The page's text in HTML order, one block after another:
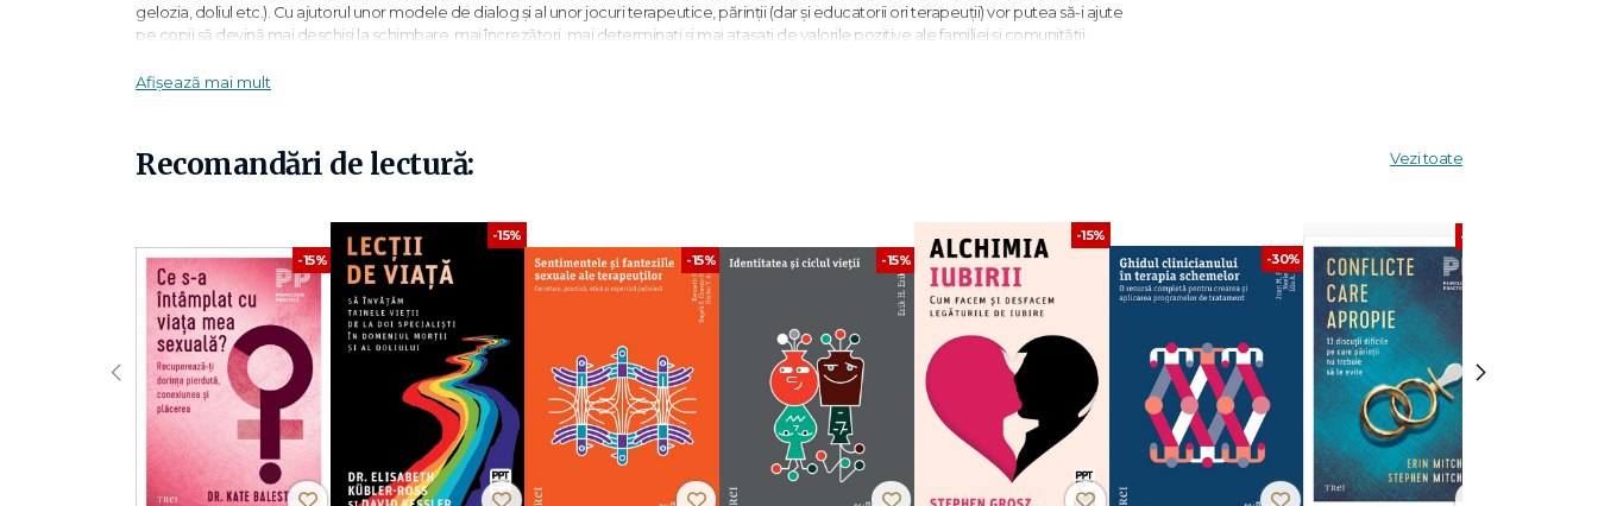
gelozia, doliul etc.). Cu ajutorul unor modele de dialog și al unor jocuri terapeutice, părinții (dar și educatorii ori terapeuții) vor putea să-i ajute
pe copii să devină mai deschiși la schimbare, mai încrezători, mai determinați și mai atașați de valorile pozitive ale familiei și comunității.
Introducere
PARTEA ÎNTÂI: A FOST ODATĂ CA NICIODATĂ… CINEMATERAPIA
I. Cinematerapia
1. În ce moduri filmul ne poate influenţa viaţa?
2. Filmele și basmele, două instrumente complementare
II. Desenele animate: basmele noastre moderne
1. Când au apărut desenele animate
2. Moștenirea basmelor
Afișează mai mult
Recomandări de lectură: Vezi toate
-15%
-15%
-15% -15%
-15%
-30%
-30%
‹ ›